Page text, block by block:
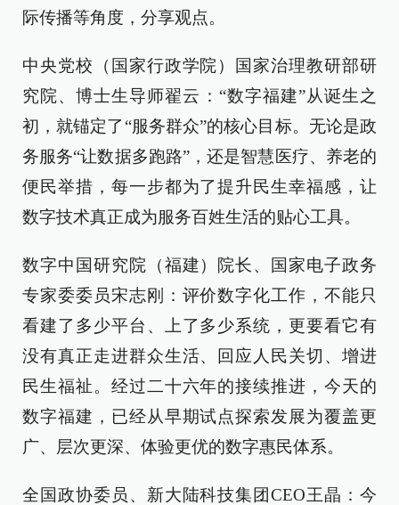
际传播等角度，分享观点。
中央党校（国家行政学院）国家治理教研部研
究院、博士生导师翟云：“数字福建”从诞生之
初，就锚定了“服务群众”的核心目标。无论是政
务服务“让数据多跑路”，还是智慧医疗、养老的
便民举措，每一步都为了提升民生幸福感，让
数字技术真正成为服务百姓生活的贴心工具。
数字中国研究院（福建）院长、国家电子政务
专家委委员宋志刚：评价数字化工作，不能只
看建了多少平台、上了多少系统，更要看它有
没有真正走进群众生活、回应人民关切、增进
民生福祉。经过二十六年的接续推进，今天的
数字福建，已经从早期试点探索发展为覆盖更
广、层次更深、体验更优的数字惠民体系。
全国政协委员、新大陆科技集团CEO王晶：今